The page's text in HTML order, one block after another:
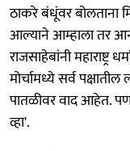
ठाकरे बंधूंवर बोलताना
आल्याने आम्हाला तर
राजसाहेबांनी महाराष्ट्र
मोर्चामध्ये सर्व
पातळीवर वाद आहेत. पण
व्हा'.